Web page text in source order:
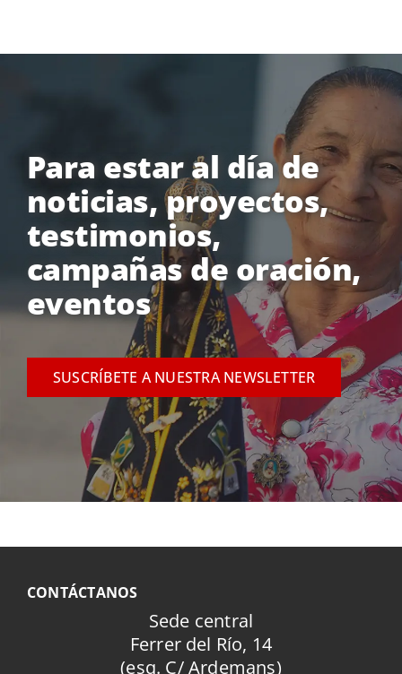
Para estar al día de
noticias, proyectos,
testimonios,
campañas de oración,
eventos
SUSCRÍBETE A NUESTRA NEWSLETTER
CONTÁCTANOS
Sede central
Ferrer del Río, 14
(esq. C/ Ardemans)